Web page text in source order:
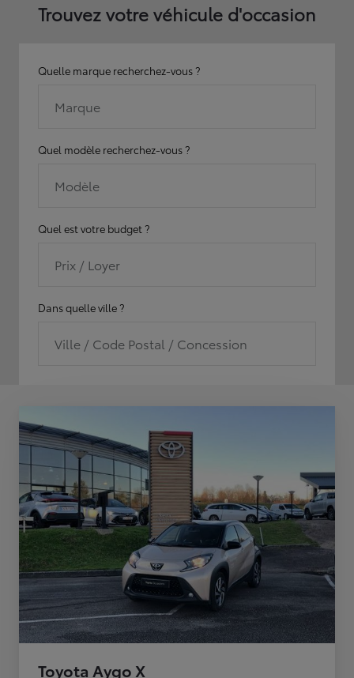
Trouvez votre véhicule d'occasion
Quelle marque recherchez-vous ?
Marque
Quel modèle recherchez-vous ?
Modèle
Quel est votre budget ?
Prix / Loyer
Dans quelle ville ?
Ville / Code Postal / Concession
Toyota Aygo X